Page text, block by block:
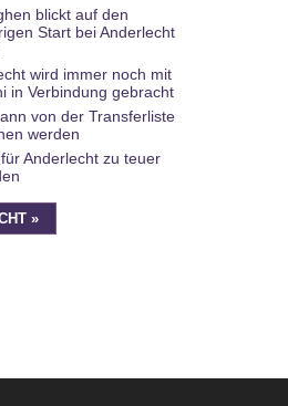
blickt auf den
Start bei Anderlecht
wird immer noch mit
in Verbindung gebracht
von der Transferliste
werden
Anderlecht zu teuer
»